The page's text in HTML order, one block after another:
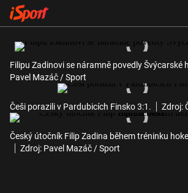
Filipu Zadinovi se náramně povedly Švýcarské
Pavel Mazáč / Sport
Češi porazili v Pardubicích Finsko 3:1. Zdroj:
Český útočník Filip Zadina během tréninku
Zdroj: Pavel Mazáč / Sport